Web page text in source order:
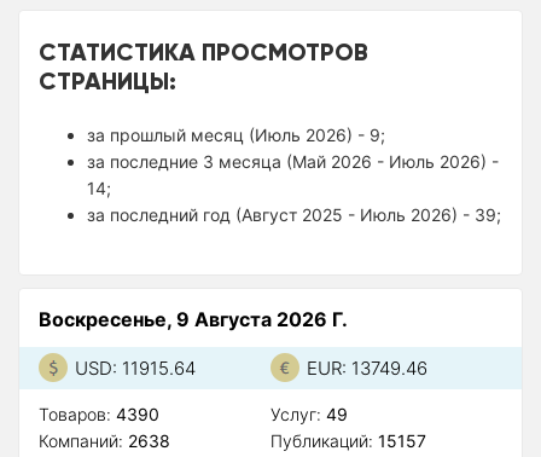
СТАТИСТИКА ПРОСМОТРОВ
СТРАНИЦЫ:
за прошлый месяц (Июль 2026) - 9;
за последние 3 месяца (Май 2026 - Июль 2026) -
14;
за последний год (Август 2025 - Июль 2026) - 39;
Воскресенье, 9 Августа 2026 Г.
USD: 11915.64 EUR: 13749.46
Товаров: 4390
Компаний: 2638
Услуг: 49
Публикаций: 15157